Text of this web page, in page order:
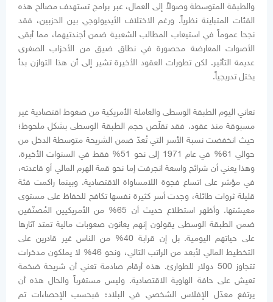
والطبقة المتوسطة وصولاً إلى العمال، عبر برامج تستهدف مصالح هذه
الفئات المتباينة نظرياً. ورغم الاختلاف الأيديولوجي بين الحزبين، فقد
نجحا عموماً في استيعاب المطالب الشعبية ضمن أجندتيهما، مما أبقى
الأصوات المعارضة محصورة في نطاق ضيق من الأحزاب الصغرى
عديمة التأثير. لكن تطورات العقود الأخيرة تشير إلى أن هذا التوازن بدأ
يختل تدريجياً.
تعاني اليوم الطبقة الوسطى والعاملة الأمريكية من ضغوط اقتصادية غير
مسبوقة منذ عقود. فقد تقلّص حجم الطبقة الوسطى بشكل ملحوظ؛
حيث انخفضت نسبة الأسر التي تُعدّ ضمن الشريحة متوسطة الدخل من
حوالي 61% في عام 1971 إلى نحو 51% فقط في السنوات الأخيرة.
وهذا يعني أن شرائح واسعة انجرفت إما نحو قمة الهرم المالي أو قاعدته،
في مؤشر على اتساع فجوة اللامساواة الاقتصادية. وبينما راكمت فئة
قليلة ثروات طائلة، وجدت أسر كثيرة نفسها تكافح للحفاظ على مستوى
معيشتها. وأظهر استطلاع حديث أن 65% من الأمريكيين المُصنّفين
ضمن الطبقة الوسطى يقولون إنهم يعانون صعوبات مالية تمتد آثارها
على حياتهم اليومية. بل إن قرابة 40% من الناس غير قادرين على
التخطيط المالي لأبعد من الراتب التالي، ونحو 46% لا يملكون مدخرات
تتجاوز 500 دولار للطوارئ. هذه أرقام صادمة تعني أن شريحة ضخمة
تعيش على حافة الهاوية الاقتصادية. وليس مستغرباً والحال هذه أن
يرتفع معدّل الإفلاس الشخصي في البلاد؛ فبحسب الإحصاءات تم